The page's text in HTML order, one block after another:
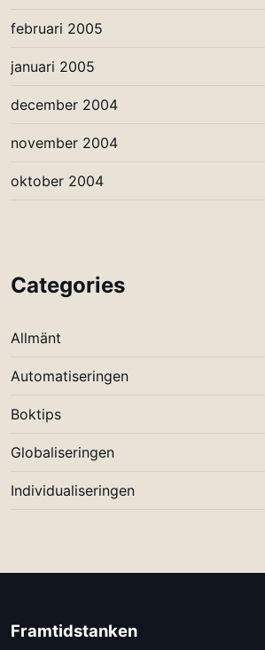
februari 2005
januari 2005
december 2004
november 2004
oktober 2004
Categories
Allmänt
Automatiseringen
Boktips
Globaliseringen
Individualiseringen
Framtidstanken